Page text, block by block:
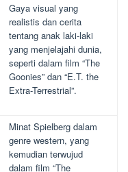
Gaya visual yang
realistis dan cerita
tentang anak laki-laki
yang menjelajahi dunia,
seperti dalam film “The
Goonies” dan “E.T. the
Extra-Terrestrial”.
Minat Spielberg dalam
genre western, yang
kemudian terwujud
dalam film “The